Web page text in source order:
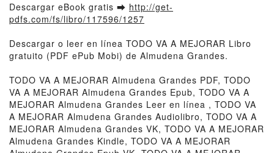
Descargar eBook gratis ➡ http://get-
pdfs.com/fs/libro/117596/1257
Descargar o leer en línea TODO VA A MEJORAR Libro
gratuito (PDF ePub Mobi) de Almudena Grandes.
TODO VA A MEJORAR Almudena Grandes PDF, TODO
VA A MEJORAR Almudena Grandes Epub, TODO VA A
MEJORAR Almudena Grandes Leer en línea , TODO VA
A MEJORAR Almudena Grandes Audiolibro, TODO VA A
MEJORAR Almudena Grandes VK, TODO VA A MEJORAR
Almudena Grandes Kindle, TODO VA A MEJORAR